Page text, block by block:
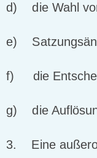
d) die Wahl
e)
f) die
g) die
3. Eine